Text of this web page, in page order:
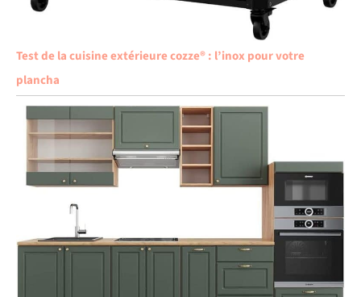
Test de la cuisine extérieure cozze® : l’inox pour votre
plancha